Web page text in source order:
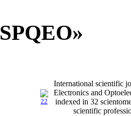
International scientific
Electronics and
indexed in 32
scientific